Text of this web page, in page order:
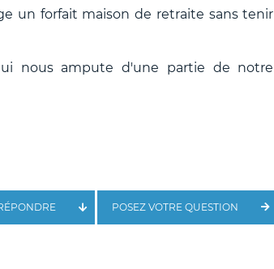
un forfait maison de retraite sans tenir
nous ampute d'une partie de notre
POSEZ VOTRE QUESTION